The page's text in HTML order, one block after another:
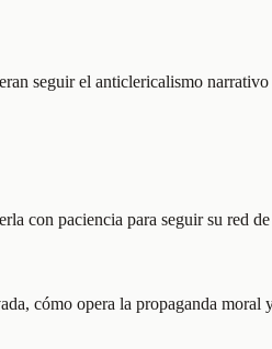
seguir el anticlericalismo
con paciencia para seguir su red
cómo opera la propaganda